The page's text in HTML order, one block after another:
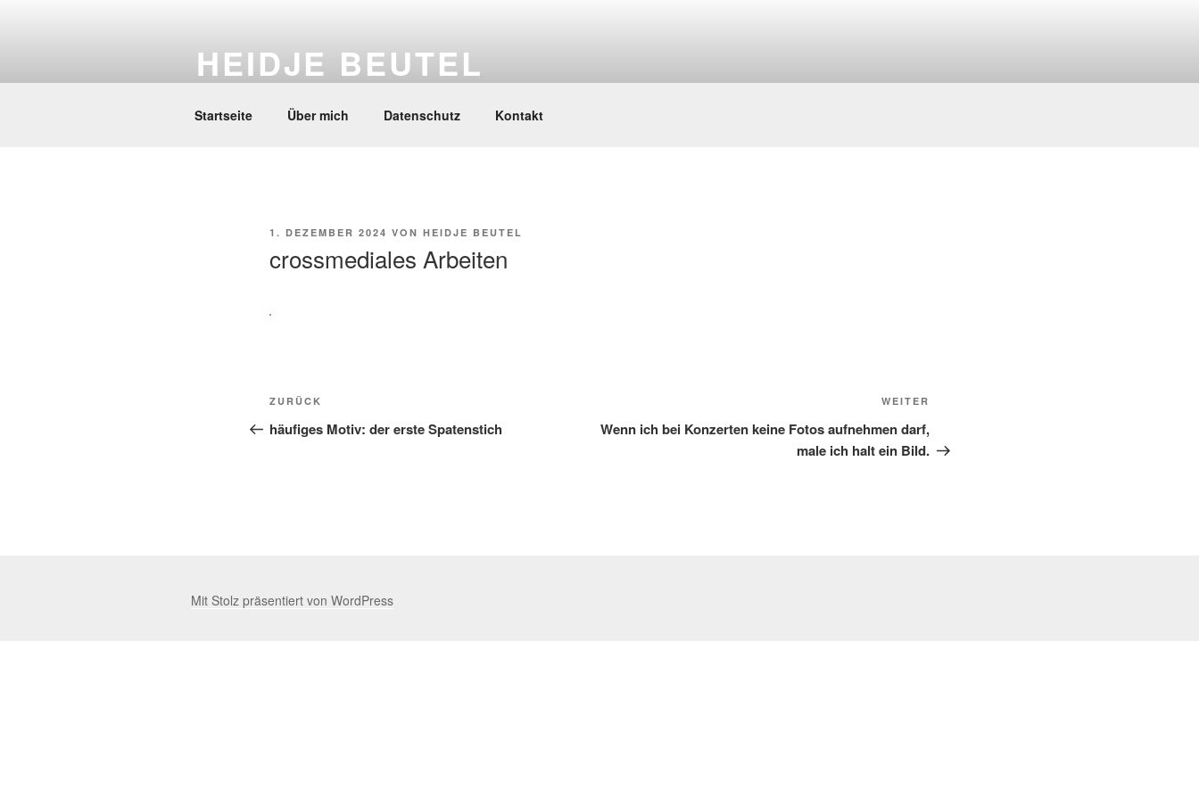
HEIDJE BEUTEL
Startseite Über mich Datenschutz Kontakt
VERÖFFENTLICHT
1. DEZEMBER 2024 VON HEIDJE BEUTEL
crossmediales Arbeiten
Beitragsnavigation
Vorheriger
Beitrag
ZURÜCK
häufiges Motiv: der erste Spatenstich
WEITER
Wenn ich bei Konzerten keine Fotos aufnehmen darf,
male ich halt ein Bild.
Mit Stolz präsentiert von WordPress